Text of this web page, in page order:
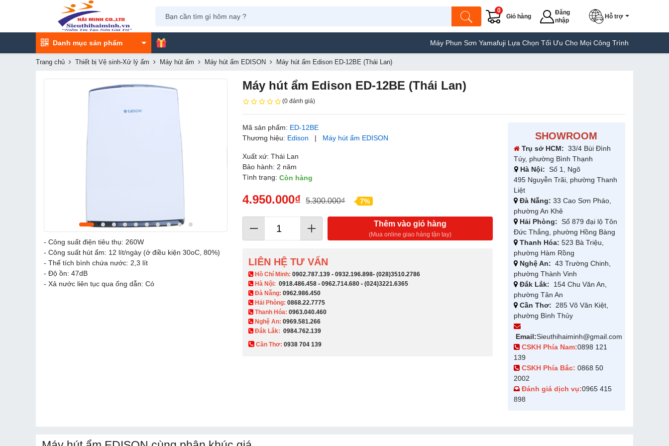
Giỏ hàng
0
Đăng
nhập
Hỗ trợ
Danh mục sản phẩm Máy Phun Sơn Yamafuji Lựa Chọn Tối Ưu Cho Mọi Công Trình Máy Hàn Túi Yamafuji
Trang chủ Thiết bị Vệ sinh-Xử lý ẩm Máy hút ẩm Máy hút ẩm EDISON Máy hút ẩm Edison ED-12BE (Thái Lan)
- Công suất điện tiêu thụ: 260W
- Công suất hút ẩm: 12 lít/ngày (ở điều kiện 30oC, 80%)
- Thể tích bình chứa nước: 2,3 lít
- Độ ồn: 47dB
- Xả nước liên tục qua ống dẫn: Có
Máy hút ẩm Edison ED-12BE (Thái Lan)
(0 đánh giá)
Mã sản phẩm: ED-12BE
Thương hiệu: Edison | Máy hút ẩm EDISON
Xuất xứ: Thái Lan
Bảo hành: 2 năm
Tình trạng:Còn hàng
4.950.000₫ 5.300.000₫ 7%
Thêm vào giỏ hàng
(Mua online giao hàng tận tay)
LIÊN HỆ TƯ VẤN
​ Hồ Chí Minh:0902.787.139 -0932.196.898-(028)3510.2786
Hà Nội:0918.486.458 -0962.714.680 -(024)3221.6365
Đà Nẵng:0962.986.450
Hải Phòng:0868.22.7775
Thanh Hóa:0963.040.460
Nghệ An:0969.581.266
Đắk Lắk: 0984.762.139
Cần Thơ:0938 704 139​
SHOWROOM
Trụ sở HCM: 33/4 Bùi Đình
Túy, phường Bình Thạnh
Hà Nội: Số 1, Ngõ
495 Nguyễn Trãi, phường Thanh
Liệt
Đà Nẵng: 33 Cao Sơn Pháo,
phường An Khê
Hải Phòng: Số 879 đại lộ Tôn
Đức Thắng, phường Hồng Bàng
Thanh Hóa: 523 Bà Triệu,
phường Hàm Rồng
Nghệ An: 43 Trường Chinh,
phường Thành Vinh
Đắk Lắk: 154 Chu Văn An,
phường Tân An
Cần Thơ: 285 Võ Văn Kiệt,
phường Bình Thủy
Email:Sieuthihaiminh@gmail.com
CSKH Phía Nam:0898 121
139
CSKH Phía Bắc: 0868 50
2002
Đánh giá dịch vụ:0965 415
898